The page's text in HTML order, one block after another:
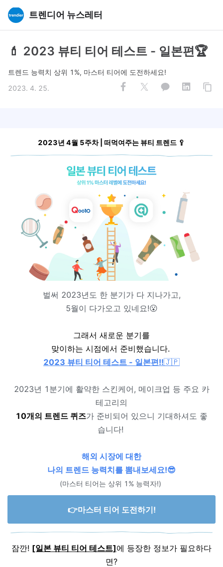
트렌디어 뉴스레터
💄 2023 뷰티 티어 테스트 - 일본편🏆
트렌드 능력치 상위 1%, 마스터 티어에 도전하세요!
2023. 4. 25.
2023년 4월 5주차 | 떠먹여주는 뷰티 트렌드 🥄
벌써 2023년도 한 분기가 다 지나가고,
5월이 다가오고 있네요!😮
그래서 새로운 분기를
맞이하는 시점에서 준비했습니다.
2023 뷰티 티어 테스트 - 일본편!!🇯🇵
2023년 1분기에 활약한 스킨케어, 메이크업 등 주요 카
테고리의
10개의 트렌드 퀴즈가 준비되어 있으니 기대하셔도 좋
습니다!
해외 시장에 대한
나의 트렌드 능력치를 뽐내보세요!😎
(마스터 티어는 상위 1% 능력자!)
👉마스터 티어 도전하기!
잠깐! [일본 뷰티 티어 테스트]에 등장한 정보가 필요하다
면?